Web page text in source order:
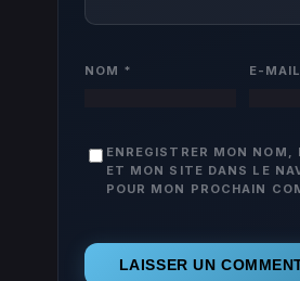
NOM * E-MAIL
ENREGISTRER MON NOM,
ET MON SITE DANS LE
POUR MON PROCHAIN